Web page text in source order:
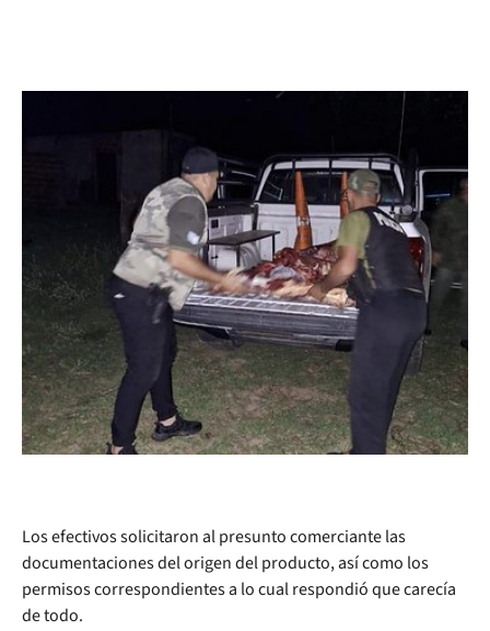
Los efectivos solicitaron al presunto comerciante las
documentaciones del origen del producto, así como los
permisos correspondientes a lo cual respondió que carecía
de todo.